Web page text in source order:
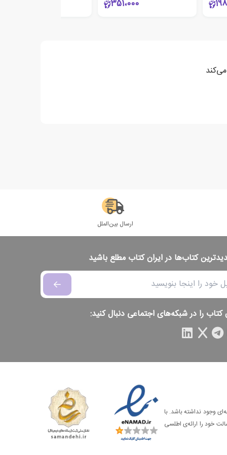
351،000
ارسال بین‌الملل
کتاب‌ها در ایران کتاب مطلع باشید
کتاب را در شبکه‌های اجتماعی دنبال کنید:
وجود نداشته باشد. با
خود را ارائه‌ی اطلسی